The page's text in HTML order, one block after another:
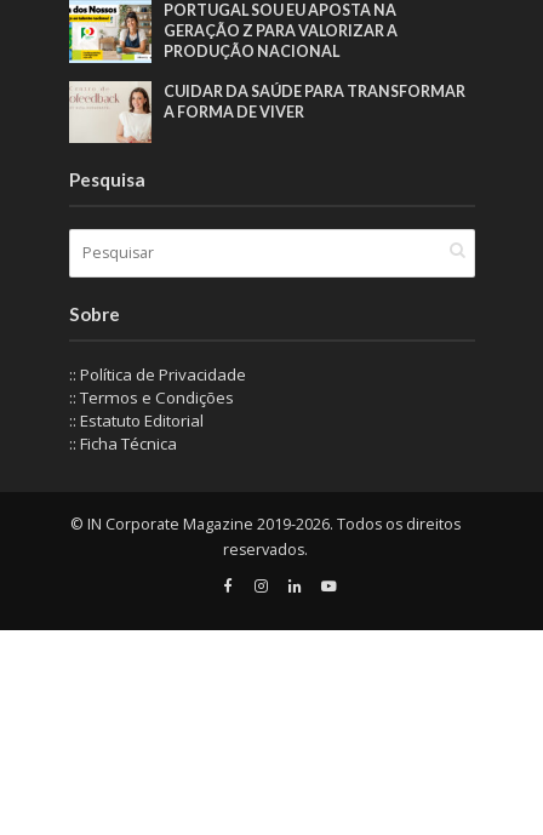
PORTUGAL SOU EU APOSTA NA
GERAÇÃO Z PARA VALORIZAR A
PRODUÇÃO NACIONAL
CUIDAR DA SAÚDE PARA TRANSFORMAR
A FORMA DE VIVER
Pesquisa
Sobre
:: Política de Privacidade
:: Termos e Condições
:: Estatuto Editorial
:: Ficha Técnica
© IN Corporate Magazine 2019-2026. Todos os direitos
reservados.